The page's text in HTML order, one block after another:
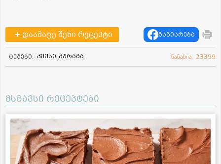
დაამატე შენი რეცეპტი გაზიარება
ტეგები: კექსი კურაგა ნანახია: 23399
მსგავსი რეცეპტები